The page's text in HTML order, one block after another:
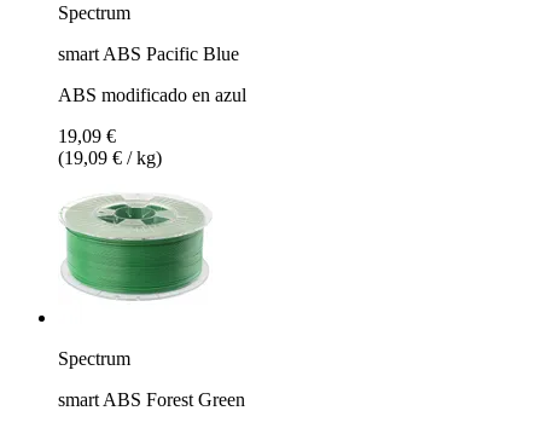
Spectrum
smart ABS Pacific Blue
ABS modificado en azul
19,09 €
(19,09 € / kg)
Spectrum
smart ABS Forest Green